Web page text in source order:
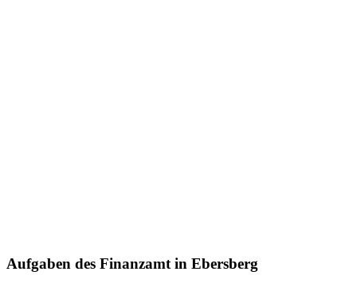
Aufgaben des Finanzamt in Ebersberg